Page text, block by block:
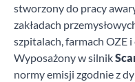
stworzony do pracy
zakładach
szpitalach, farmach
Wyposażony w silnik
normy emisji zgodnie z